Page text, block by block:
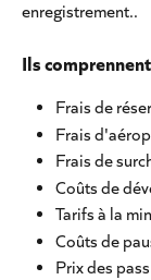
enregistrement..
Ils
Frais de
Frais
Frais de
Coûts de
Tarifs à la
Coûts de
Prix des